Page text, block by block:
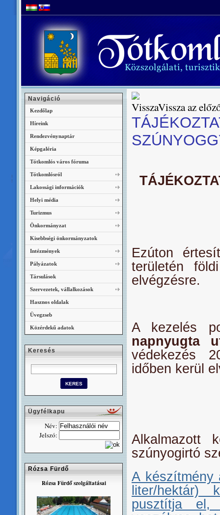
Vissza az
Ezúton
területén
elvégzésre.
A kezelés
napnyugta
védekezés
időben kerül
Alkalmazott
szúnyogirtó
A készítmény
liter/hektár)
pusztítja el,
Navigáció
Kezdőlap
Híreink
Rendezvénynaptár
Képgaléria
Tótkomlós város fóruma
Tótkomlósról
Lakossági információk
Helyi média
Turizmus
Önkormányzat
Kisebbségi önkormányzatok
Intézmények
Pályázatok
Társulások
Szervezetek, vállalkozások
Hasznos oldalak
Üvegzseb
Közérdekű adatok
Keresés
Ügyfélkapu
Név:
Jelszó:
Rózsa Fürdő
Rózsa Fürdő szolgáltatásai